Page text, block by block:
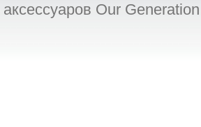
Our